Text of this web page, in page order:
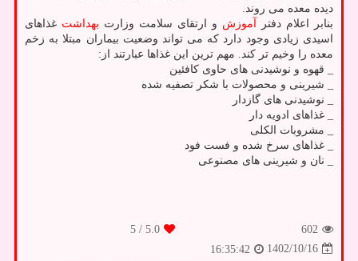
دیده معده می روند.
بنابر اعلام دفتر
آموزش و ارتقای سلامت وزارت بهداشت غذاهای
اسیدی زیادی وجود دارد که می تواند وضعیت بیماران مبتلا به زخم
معده را وخیم تر کند. مهم ترین این غذاها عبارتند از:
_ قهوه و نوشیدنی های حاوی کافئین
_ شیرینی و محصولات با شکر تصفیه شده
_ نوشیدنی های گازدار
_ غذاهای ادویه دار
_ مشروبات الکلی
_ غذاهای سرخ شده و فست فود
_ نان و شیرینی های مصنوعی
602
5.0
/ 5
1402/10/16
16:35:42